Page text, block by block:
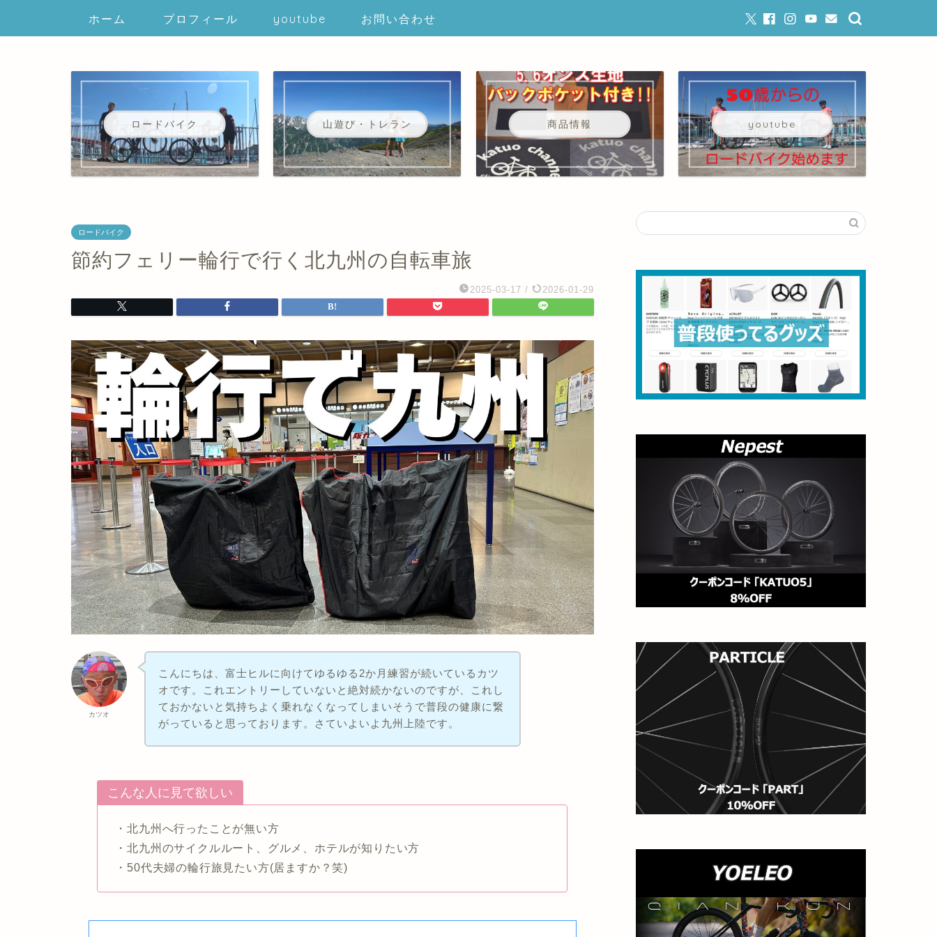
ホーム プロフィール youtube お問い合わせ
ロードバイク 山遊び・トレラン 商品情報 youtube
ロードバイク
節約フェリー輪行で行く北九州の自転車旅
2025-03-17 / 2026-01-29
カツオ
こんにちは、富士ヒルに向けてゆるゆる2か月練習が続いているカツ
オです。これエントリーしていないと絶対続かないのですが、これし
ておかないと気持ちよく乗れなくなってしまいそうで普段の健康に繋
がっていると思っております。さていよいよ九州上陸です。
こんな人に見て欲しい
・北九州へ行ったことが無い方
・北九州のサイクルルート、グルメ、ホテルが知りたい方
・50代夫婦の輪行旅見たい方(居ますか？笑)